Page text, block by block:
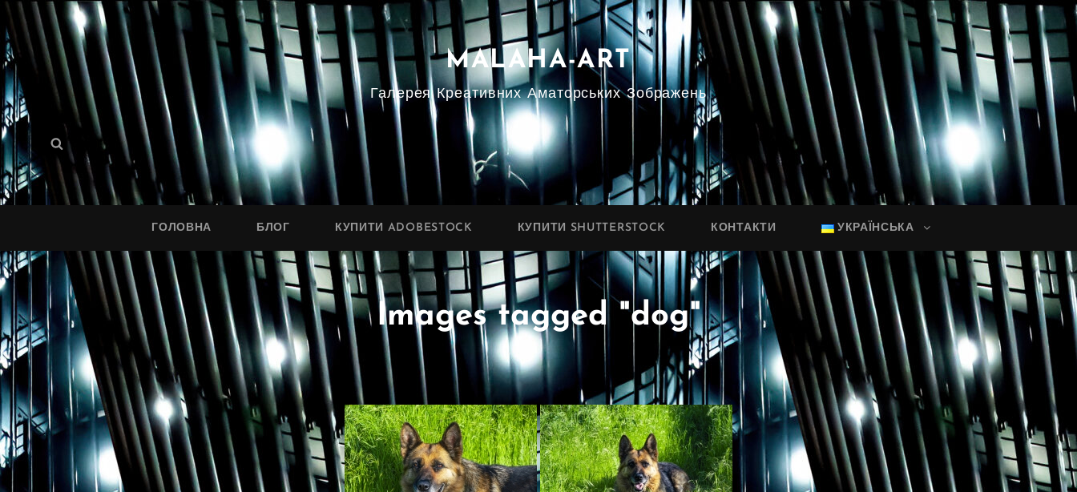
MALAHA-ART
Галерея Креативних Аматорських Зображень
Search
for:
Search
ГОЛОВНА БЛОГ КУПИТИ ADOBESTOCK КУПИТИ SHUTTERSTOCK КОНТАКТИ УКРАЇНСЬКА
Images tagged "dog"